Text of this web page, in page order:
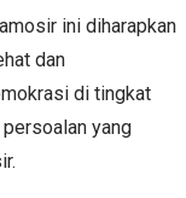
ini diharapkan
dan
di tingkat
yang